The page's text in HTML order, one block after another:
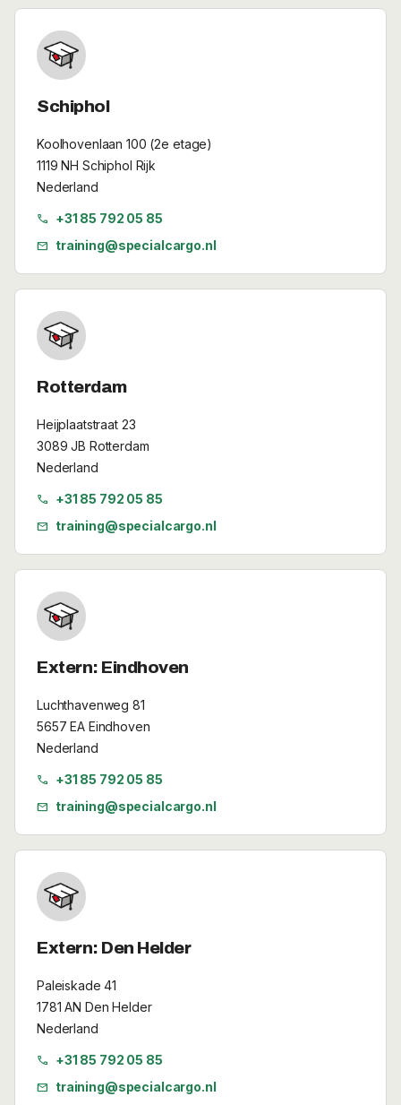
Schiphol
Koolhovenlaan 100 (2e etage)
1119 NH Schiphol Rijk
Nederland
call +31 85 792 05 85
mail training@specialcargo.nl
Rotterdam
Heijplaatstraat 23
3089 JB Rotterdam
Nederland
call +31 85 792 05 85
mail training@specialcargo.nl
Extern: Eindhoven
Luchthavenweg 81
5657 EA Eindhoven
Nederland
call +31 85 792 05 85
mail training@specialcargo.nl
Extern: Den Helder
Paleiskade 41
1781 AN Den Helder
Nederland
call +31 85 792 05 85
mail training@specialcargo.nl